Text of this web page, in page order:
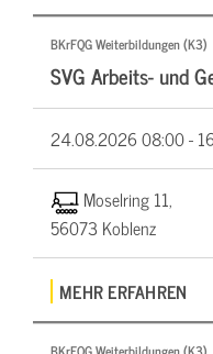
BKrFQG Weiterbildungen (K3)
SVG Arbeits- und
24.08.202608:00 -
Moselring 11,
56073 Koblenz
MEHR ERFAHREN